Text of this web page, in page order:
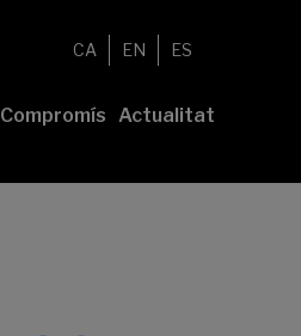
CA EN ES
Compromís Actualitat